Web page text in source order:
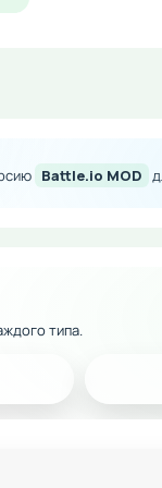
боевые
Battle.io MOD
типа.